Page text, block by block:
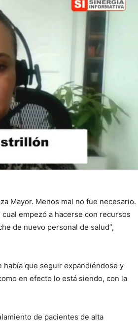
Mayor. Menos mal no fue necesario.
empezó a hacerse con recursos
de nuevo personal de salud”,
que seguir expandiéndose y
en efecto lo está siendo, con la
de pacientes de alta